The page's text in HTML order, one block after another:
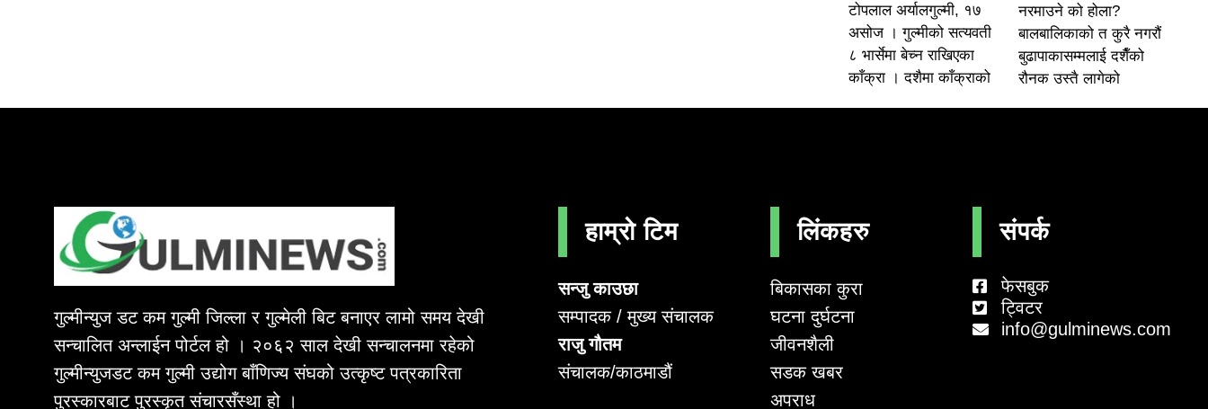
टोपलाल अर्यालगुल्मी, १७
असोज । गुल्मीको सत्यवती
८ भार्सेमा बेच्न राखिएका
काँक्रा । दशैमा काँक्राको
नरमाउने को होला?
बालबालिकाको त कुरै नगरौं
बुढापाकासम्मलाई दशैँको
रौनक उस्तै लागेको
गुल्मीन्युज डट कम गुल्मी जिल्ला र गुल्मेली बिट बनाएर लामो समय देखी
सन्चालित अन्लाईन पोर्टल हो । २०६२ साल देखी सन्चालनमा रहेको
गुल्मीन्युजडट कम गुल्मी उद्योग बाँणिज्य संघको उत्कृष्ट पत्रकारिता
पुरस्कारबाट पुरस्कृत संचारसँस्था हो ।
हाम्रो टिम
सन्जु काउछा
सम्पादक / मुख्य संचालक
राजु गौतम
संचालक/काठमाडौं
लिंकहरु
बिकासका कुरा
घटना दुर्घटना
जीवनशैली
सडक खबर
अपराध
संपर्क
फेसबुक
ट्विटर
info@gulminews.com